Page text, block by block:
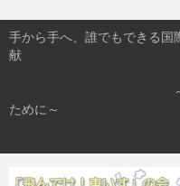
手から手へ、誰でもできる国
～車いすでつな
ために～